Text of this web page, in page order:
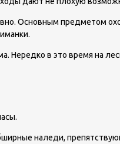
Основным предметом
Нередко в это время на
наледи,